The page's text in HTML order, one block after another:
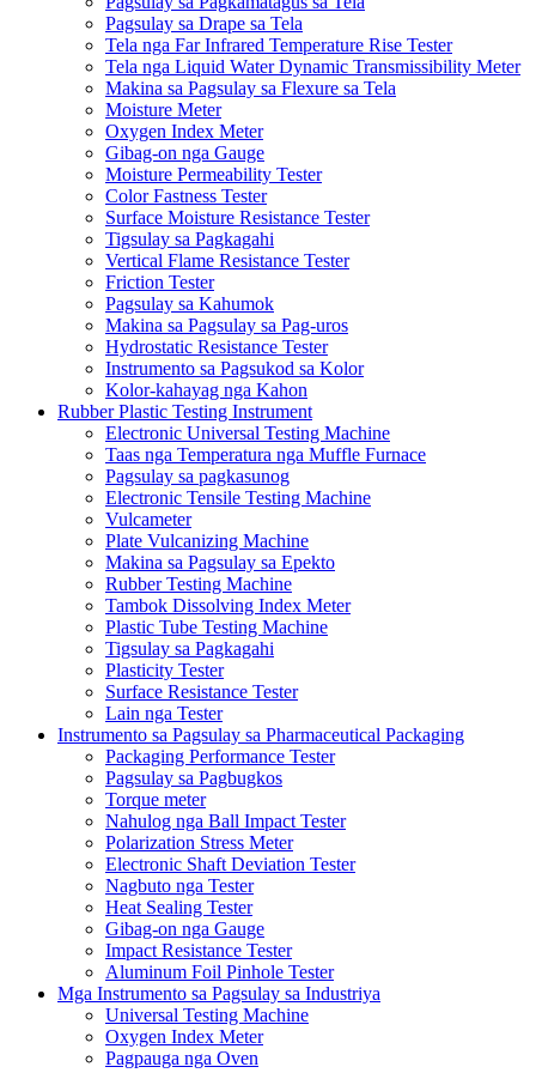
Pagsulay sa Drape sa Tela
Tela nga Far Infrared Temperature Rise Tester
Tela nga Liquid Water Dynamic Transmissibility Meter
Makina sa Pagsulay sa Flexure sa Tela
Moisture Meter
Oxygen Index Meter
Gibag-on nga Gauge
Moisture Permeability Tester
Color Fastness Tester
Surface Moisture Resistance Tester
Tigsulay sa Pagkagahi
Vertical Flame Resistance Tester
Friction Tester
Pagsulay sa Kahumok
Makina sa Pagsulay sa Pag-uros
Hydrostatic Resistance Tester
Instrumento sa Pagsukod sa Kolor
Kolor-kahayag nga Kahon
Rubber Plastic Testing Instrument
Electronic Universal Testing Machine
Taas nga Temperatura nga Muffle Furnace
Pagsulay sa pagkasunog
Electronic Tensile Testing Machine
Vulcameter
Plate Vulcanizing Machine
Makina sa Pagsulay sa Epekto
Rubber Testing Machine
Tambok Dissolving Index Meter
Plastic Tube Testing Machine
Tigsulay sa Pagkagahi
Plasticity Tester
Surface Resistance Tester
Lain nga Tester
Instrumento sa Pagsulay sa Pharmaceutical Packaging
Packaging Performance Tester
Pagsulay sa Pagbugkos
Torque meter
Nahulog nga Ball Impact Tester
Polarization Stress Meter
Electronic Shaft Deviation Tester
Nagbuto nga Tester
Heat Sealing Tester
Gibag-on nga Gauge
Impact Resistance Tester
Aluminum Foil Pinhole Tester
Mga Instrumento sa Pagsulay sa Industriya
Universal Testing Machine
Oxygen Index Meter
Pagpauga nga Oven